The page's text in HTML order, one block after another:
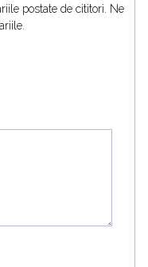
postate de cititori. Ne